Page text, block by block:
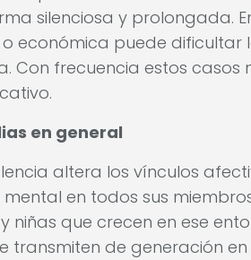
silenciosa y prolongada.
económica puede dificultar
Con frecuencia estos
en general
altera los vínculos
en todos sus
niñas que crecen en ese
transmiten de generación